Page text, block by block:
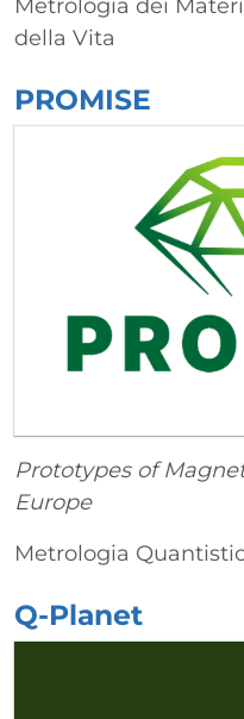
Metrologia dei
della Vita
PROMISE
Prototypes of
Europe
Metrologia
Q-Planet